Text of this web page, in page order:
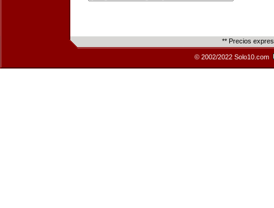
** Precios
© 2002/2022 Solo10.com